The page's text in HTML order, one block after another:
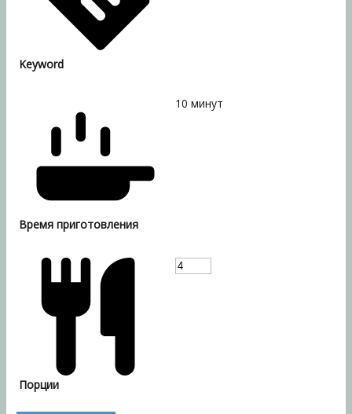
Keyword
Время приготовления
10 минут
Порции